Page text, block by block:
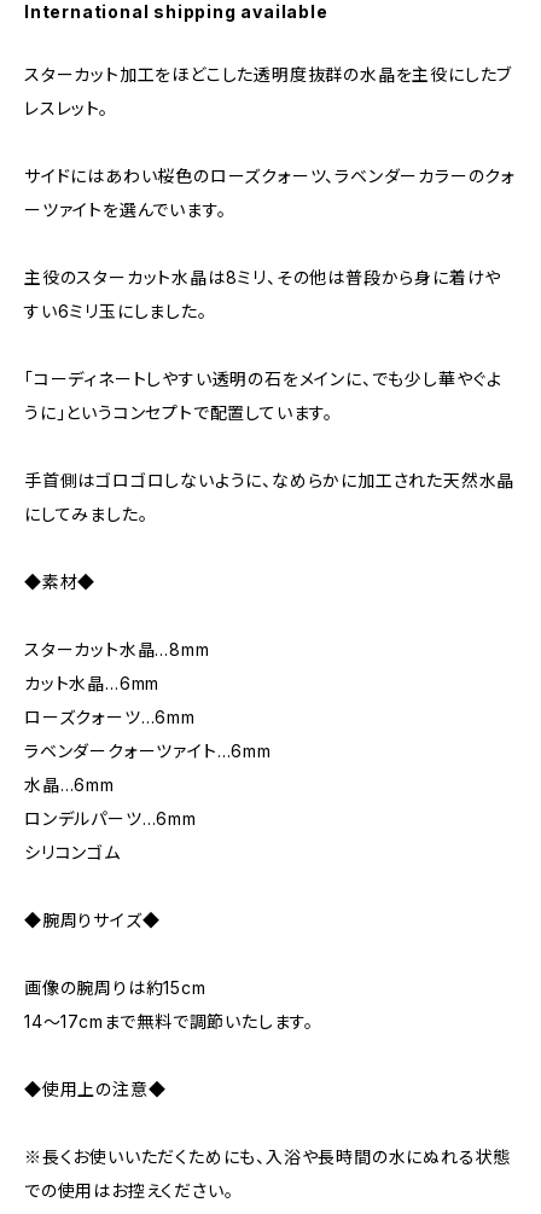
International shipping available
スターカット加工をほどこした透明度抜群の水晶を主役にしたブ
レスレット。
サイドにはあわい桜色のローズクォーツ、ラベンダーカラーのクォ
ーツァイトを選んでいます。
主役のスターカット水晶は8ミリ、その他は普段から身に着けや
すい6ミリ玉にしました。
「コーディネートしやすい透明の石をメインに、でも少し華やぐよ
うに」というコンセプトで配置しています。
手首側はゴロゴロしないように、なめらかに加工された天然水晶
にしてみました。
◆素材◆
スターカット水晶…8mm
カット水晶…6mm
ローズクォーツ…6mm
ラベンダークォーツァイト…6mm
水晶…6mm
ロンデルパーツ…6mm
シリコンゴム
◆腕周りサイズ◆
画像の腕周りは約15cm
14～17cmまで無料で調節いたします。
◆使用上の注意◆
※長くお使いいただくためにも、入浴や長時間の水にぬれる状態
での使用はお控えください。